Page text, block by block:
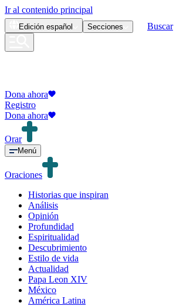
Ir al contenido principal
Edición español Secciones Buscar
Dona ahora
Registro
Dona ahora
Orar
Menú
Oraciones
Historias que inspiran
Análisis
Opinión
Profundidad
Espiritualidad
Descubrimiento
Estilo de vida
Actualidad
Papa Leon XIV
México
América Latina